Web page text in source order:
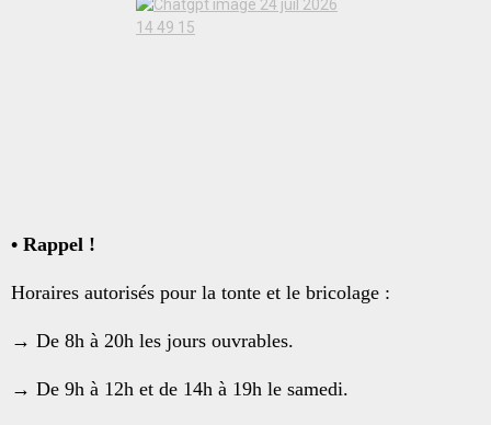
• Rappel !
Horaires autorisés pour la tonte et le bricolage :
→ De 8h à 20h les jours ouvrables.
→ De 9h à 12h et de 14h à 19h le samedi.